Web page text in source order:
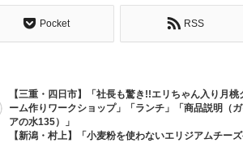
Pocket RSS
【三重・四日市】「社長も驚き!!エリちゃん入り月桃
ーム作りワークショップ」「ランチ」「商品説明（
アの水135）」
【新潟・村上】「小麦粉を使わないエリジアムチー